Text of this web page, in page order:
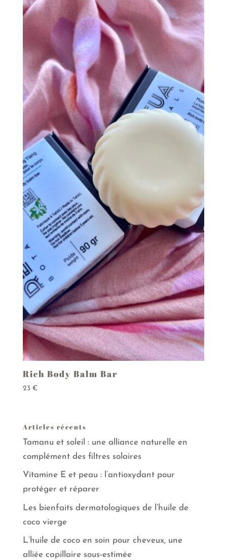
Rich Body Balm Bar
23 €
Articles récents
Tamanu et soleil : une alliance naturelle en
complément des filtres solaires
Vitamine E et peau : l’antioxydant pour
protéger et réparer
Les bienfaits dermatologiques de l’huile de
coco vierge
L’huile de coco en soin pour cheveux, une
alliée capillaire sous-estimée